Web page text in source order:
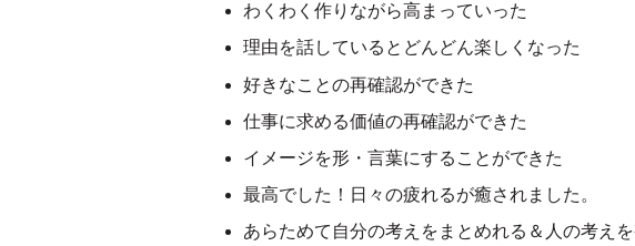
わくわく作りながら高まっていった
理由を話しているとどんどん楽しくなった
好きなことの再確認ができた
仕事に求める価値の再確認ができた
イメージを形・言葉にすることができた
最高でした！日々の疲れるが癒されました。
あらためて自分の考えをまとめれる＆人の考え